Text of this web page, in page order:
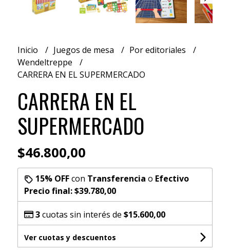
Inicio Juegos de mesa
Por editoriales
Wendeltreppe
CARRERA EN EL SUPERMERCADO
CARRERA EN EL
SUPERMERCADO
$46.800,00
15% OFFcon Transferencia o Efectivo
Precio final:$39.780,00
3cuotas sin interés de $15.600,00
Ver cuotas y descuentos